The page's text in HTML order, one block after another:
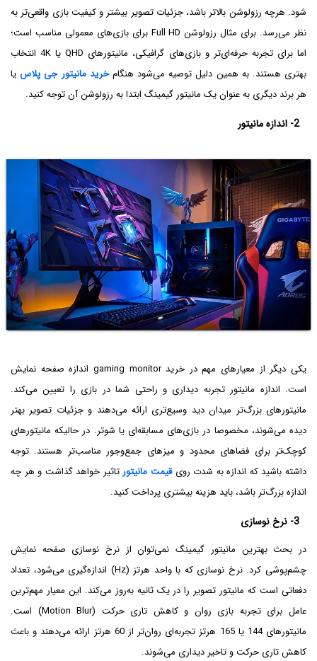
شود. هرچه رزولوشن بالاتر باشد، جزئیات تصویر بیشتر و کیفیت بازی واقعی‌تر به
نظر می‌رسد. برای مثال رزولوشن Full HD برای بازی‌های معمولی مناسب است؛
اما برای تجربه حرفه‌ای‌تر و بازی‌های گرافیکی، مانیتورهای QHD یا 4K انتخاب
بهتری هستند. به همین دلیل توصیه می‌شود هنگامخرید مانیتور جی پلاسیا
هر برند دیگری به عنوان یک مانیتور گیمینگ ابتدا به رزولوشن آن توجه کنید.
2- اندازه مانیتور
یکی دیگر از معیارهای مهم در خرید gaming monitor اندازه صفحه نمایش
است. اندازه مانیتور تجربه دیداری و راحتی شما در بازی را تعیین می‌کند.
مانیتورهای بزرگ‌تر میدان دید وسیع‌تری ارائه می‌دهند و جزئیات تصویر بهتر
دیده می‌شوند، مخصوصا در بازی‌های مسابقه‌ای یا شوتر. در حالیکه مانیتورهای
کوچک‌تر برای فضاهای محدود و میزهای جمع‌وجور مناسب‌تر هستند. توجه
داشته باشید که اندازه به شدت رویقیمت مانیتورتاثیر خواهد گذاشت و هر چه
اندازه بزرگ‌تر باشد، باید هزینه بیشتری پرداخت کنید.
3- نرخ نوسازی
در بحث بهترین مانیتور گیمینگ نمی‌توان از نرخ نوسازی صفحه نمایش
چشم‌پوشی کرد. نرخ نوسازی که با واحد هرتز (Hz) اندازه‌گیری می‌شود، تعداد
دفعاتی است که مانیتور تصویر را در یک ثانیه به‌روز می‌کند. این معیار مهم‌ترین
عامل برای تجربه بازی روان و کاهش تاری حرکت (Motion Blur) است.
مانیتورهای 144 یا 165 هرتز تجربه‌ای روان‌تر از 60 هرتز ارائه می‌دهند و باعث
کاهش تاری حرکت و تاخیر دیداری می‌شوند.